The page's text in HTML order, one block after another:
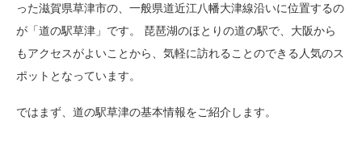
った滋賀県草津市の、一般県道近江八幡大津線沿いに位置するの
が「道の駅草津」です。 琵琶湖のほとりの道の駅で、大阪から
もアクセスがよいことから、気軽に訪れることのできる人気のス
ポットとなっています。
ではまず、道の駅草津の基本情報をご紹介します。